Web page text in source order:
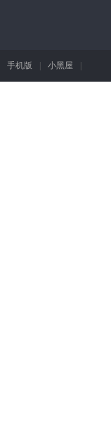
手机版 | 小黑屋 |